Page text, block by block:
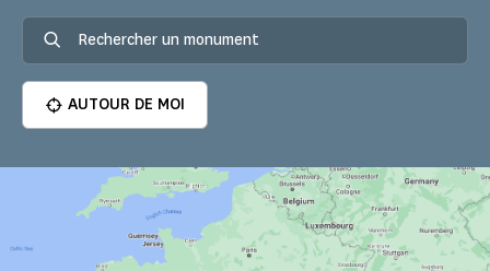
AUTOUR DE MOI